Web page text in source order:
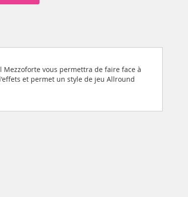
Mezzoforte vous permettra de faire face à
et permet un style de jeu Allround